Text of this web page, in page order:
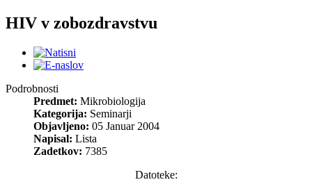
HIV v zobozdravstvu
Podrobnosti
Predmet: Mikrobiologija
Kategorija: Seminarji
Objavljeno: 05 Januar 2004
Napisal: Lista
Zadetkov: 7385
Datoteke: